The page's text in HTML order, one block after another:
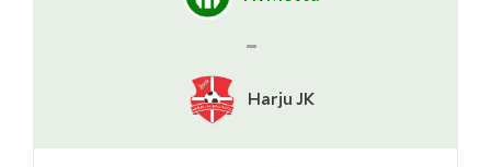
-
Harju JK